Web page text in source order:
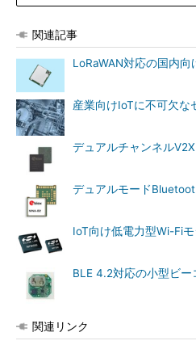
関連記事
LoRaWAN対応の国内
産業向けIoTに不可欠な
デュアルチャンネル
デュアルモード
IoT向け低電力型Wi-Fi
BLE 4.2対応の小型ビー
関連リンク